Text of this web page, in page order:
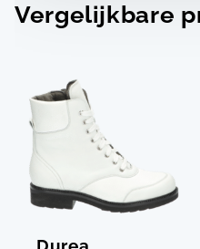
Vergelijkbare